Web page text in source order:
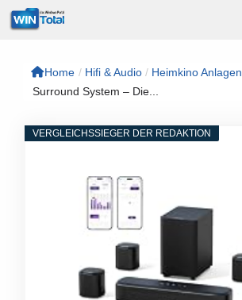
Zum
Inhalt
Home / Hifi & Audio / Heimkino Anlagen
Surround System – Die...
VERGLEICHSSIEGER DER REDAKTION